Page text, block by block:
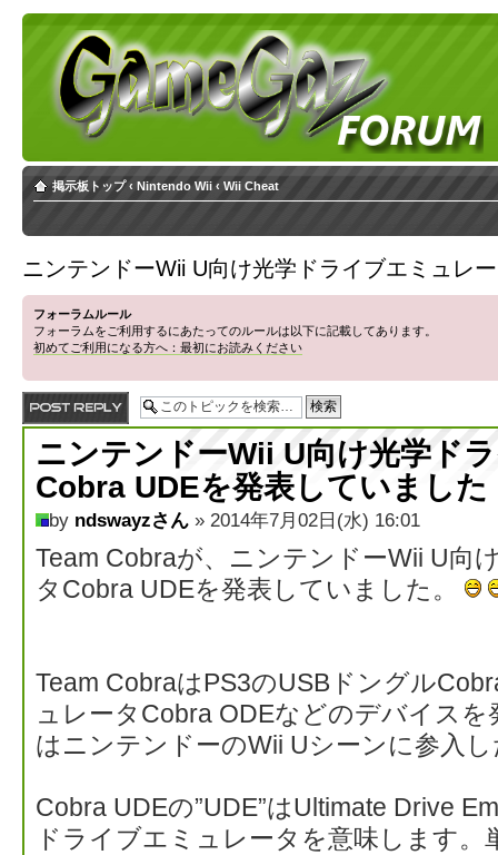
掲示板トップ ‹ Nintendo Wii ‹ Wii Cheat
ニンテンドーWii U向け光学ドライブエミュレ
フォーラムルール
フォーラムをご利用するにあたってのルールは以下に記載してあります。
初めてご利用になる方へ：最初にお読みください
ニンテンドーWii U向け光学ド
Cobra UDEを発表していました
by ndswayzさん » 2014年7月02日(水) 16:01
Team Cobraが、ニンテンドーWii U向
タCobra UDEを発表していました。
Team CobraはPS3のUSBドングル
ュレータCobra ODEなどのデバイス
はニンテンドーのWii Uシーンに参入
Cobra UDEの”UDE”はUltimate Drive
ドライブエミュレータを意味します